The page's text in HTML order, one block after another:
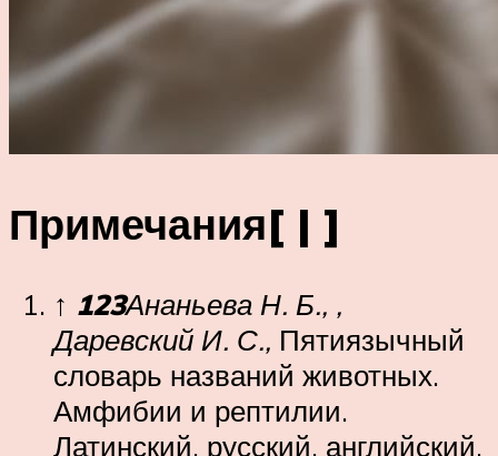
Примечания[ | ]
↑ 123Ананьева Н. Б., ,
Даревский И. С., Пятиязычный
словарь названий животных.
Амфибии и рептилии.
Латинский, русский, английский,